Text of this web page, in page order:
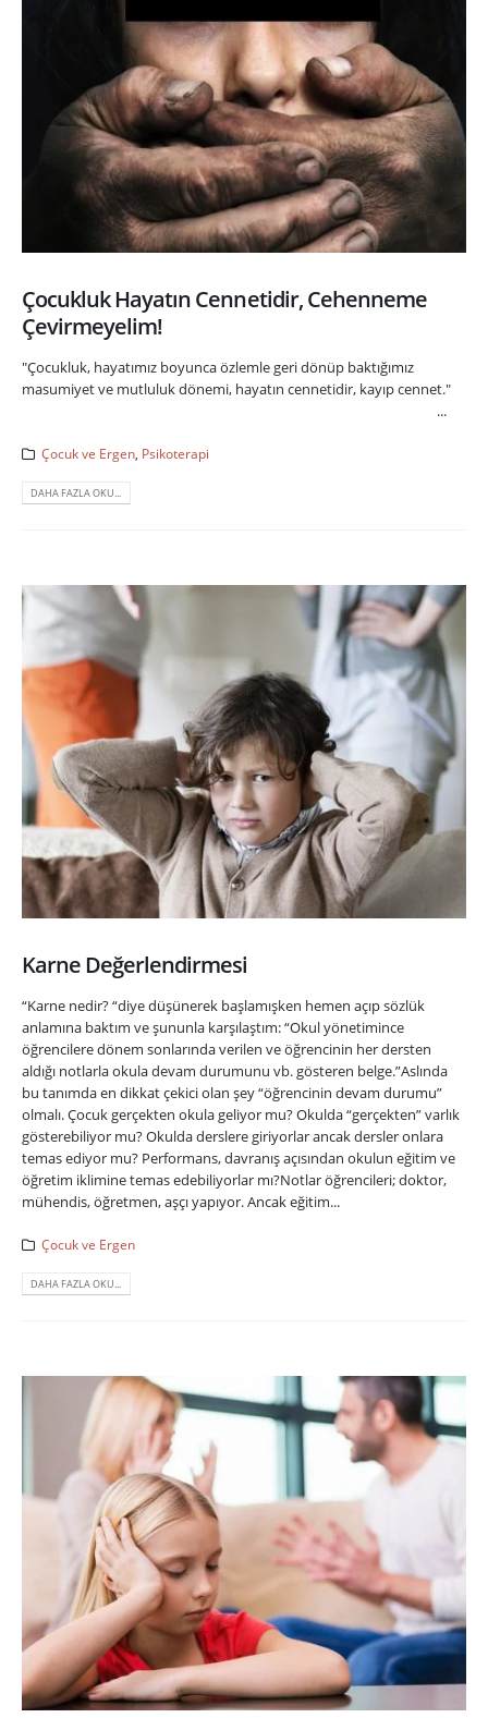
Çocukluk Hayatın Cennetidir, Cehenneme
Çevirmeyelim!
"Çocukluk, hayatımız boyunca özlemle geri dönüp baktığımız
masumiyet ve mutluluk dönemi, hayatın cennetidir, kayıp cennet."
...
Çocuk ve Ergen, Psikoterapi
DAHA FAZLA OKU...
Karne Değerlendirmesi
“Karne nedir? “diye düşünerek başlamışken hemen açıp sözlük
anlamına baktım ve şununla karşılaştım: “Okul yönetimince
öğrencilere dönem sonlarında verilen ve öğrencinin her dersten
aldığı notlarla okula devam durumunu vb. gösteren belge.”Aslında
bu tanımda en dikkat çekici olan şey “öğrencinin devam durumu”
olmalı. Çocuk gerçekten okula geliyor mu? Okulda “gerçekten” varlık
gösterebiliyor mu? Okulda derslere giriyorlar ancak dersler onlara
temas ediyor mu? Performans, davranış açısından okulun eğitim ve
öğretim iklimine temas edebiliyorlar mı?Notlar öğrencileri; doktor,
mühendis, öğretmen, aşçı yapıyor. Ancak eğitim...
Çocuk ve Ergen
DAHA FAZLA OKU...